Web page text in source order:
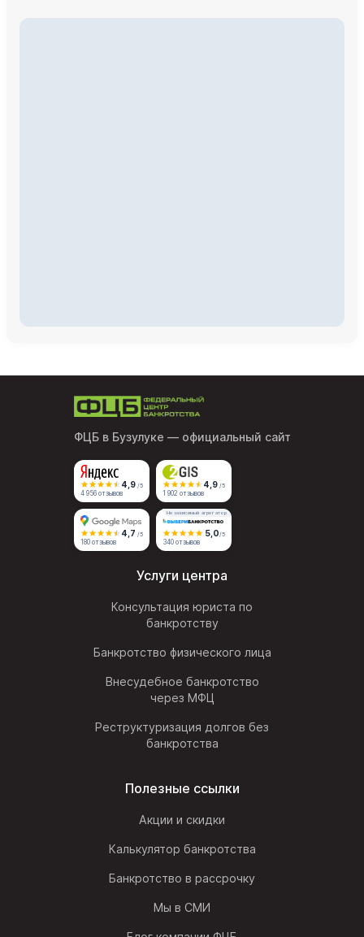
ФЦБ в Бузулуке — официальный сайт
4,9 /5
4 956 отзывов
4,9 /5
1 902 отзывов
4,7 /5
180 отзывов
Независимый агрегатор
5,0/5
340 отзывов
Услуги центра
Консультация юриста по
банкротству
Банкротство физического лица
Внесудебное банкротство
через МФЦ
Реструктуризация долгов без
банкротства
Полезные ссылки
Акции и скидки
Калькулятор банкротства
Банкротство в рассрочку
Мы в СМИ